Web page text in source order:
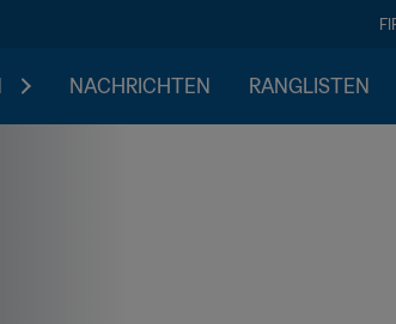
NACHRICHTEN RANGLISTEN